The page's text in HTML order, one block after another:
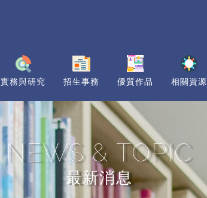
實務與研究 招生事務 優質作品 相關資源
NEWS & TOPIC
最新消息